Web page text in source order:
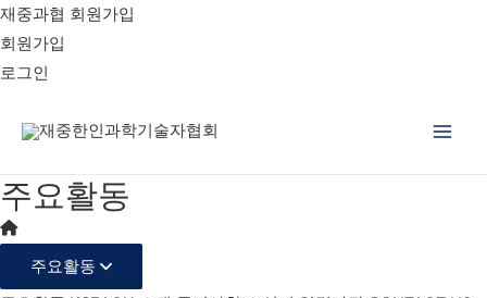
재중과협 회원가입
회원가입
로그인
주요활동
주요활동